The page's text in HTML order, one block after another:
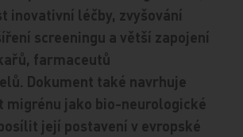
inovativní léčby, zvyšování
screeningu a větší zapojení
farmaceutů
Dokument také navrhuje
migrénu jako bio-neurologické
její postavení v evropské